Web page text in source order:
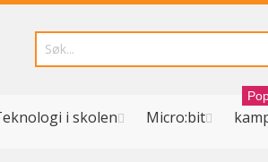
i skolen Micro:bit